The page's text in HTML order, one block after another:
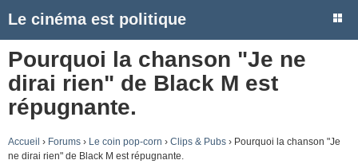
Le cinéma est politique
Pourquoi la chanson "Je ne
dirai rien" de Black M est
répugnante.
Accueil › Forums › Le coin pop-corn › Clips & Pubs › Pourquoi la chanson "Je
ne dirai rien" de Black M est répugnante.